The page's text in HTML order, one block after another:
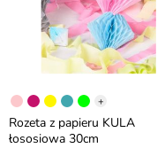
+
Rozeta z papieru KULA
łososiowa 30cm